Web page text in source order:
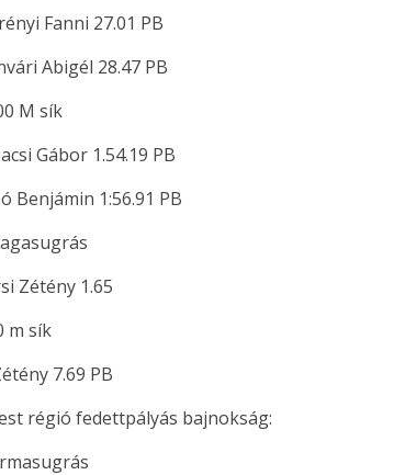
Fanni 27.01 PB
Abigél 28.47 PB
M sík
Gábor 1.54.19 PB
Benjámin 1:56.91 PB
Zétény 1.65
m sík
7.69 PB
régió fedettpályás bajnokság: